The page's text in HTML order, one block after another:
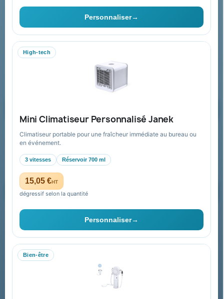
Personnaliser→
High-tech
Mini Climatiseur Personnalisé Janek
Climatiseur portable pour une fraîcheur immédiate au bureau ou
en événement.
3 vitesses Réservoir 700 ml
15,05 €HT
dégressif selon la quantité
Personnaliser→
Bien-être
Contact & devis
06 09 53 17 41
WhatsApp
equipe@promenoch-goodies.com
Recevez nos offres spéciales
Vous pouvez vous désinscrire à tout moment. Vous trouverez pour
cela nos informations de contact dans les conditions d'utilisation du
site.
Collectivités & administrations
Devis, mandat administratif et facturation Chorus Pro